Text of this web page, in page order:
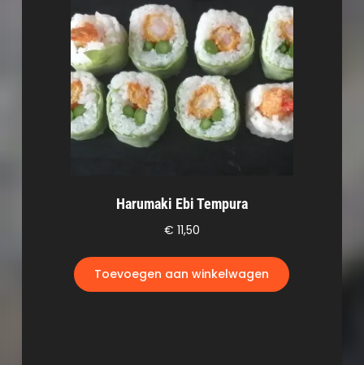
Harumaki Ebi Tempura
€ 11,50
Toevoegen aan winkelwagen